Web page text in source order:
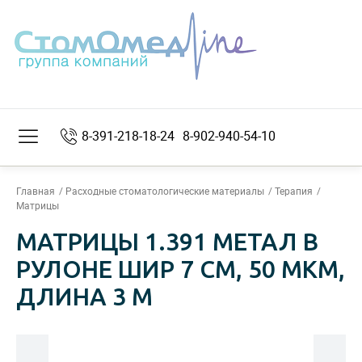
8-391-218-18-24 8-902-940-54-10
Главная Расходные стоматологические материалы
Терапия
Матрицы
МАТРИЦЫ 1.391 МЕТАЛ В
РУЛОНЕ ШИР 7 СМ, 50 МКМ,
ДЛИНА 3 М